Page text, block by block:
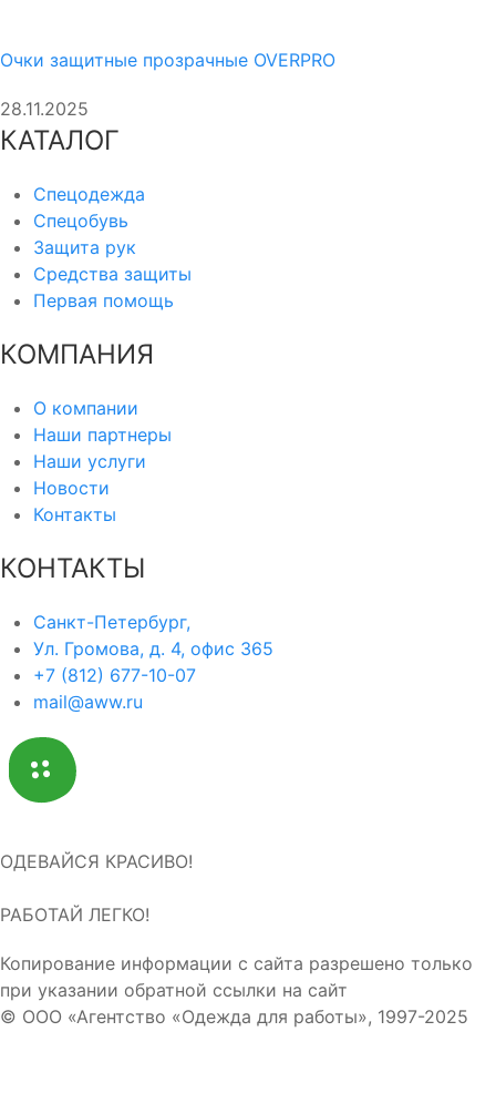
Очки защитные прозрачные OVERPRO
28.11.2025
КАТАЛОГ
Спецодежда
Спецобувь
Защита рук
Средства защиты
Первая помощь
КОМПАНИЯ
О компании
Наши партнеры
Наши услуги
Новости
Контакты
КОНТАКТЫ
Санкт-Петербург,
Ул. Громова, д. 4, офис 365
+7 (812) 677-10-07
mail@aww.ru
ОДЕВАЙСЯ КРАСИВО!
РАБОТАЙ ЛЕГКО!
Копирование информации с сайта разрешено только
при указании обратной ссылки на сайт
© ООО «Агентство «Одежда для работы», 1997-2025